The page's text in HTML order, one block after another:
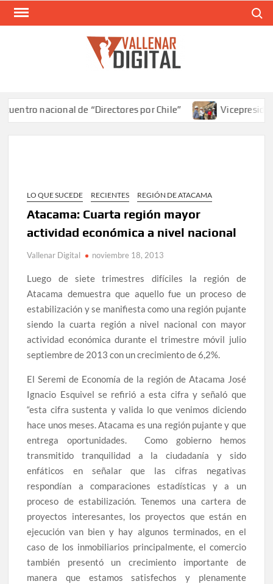
Saltar
nacional de “Directores por Chile” Vicepresidente
LO QUE SUCEDE RECIENTES REGIÓN DE ATACAMA
Atacama: Cuarta región mayor
actividad económica a nivel nacional
Vallenar Digital noviembre 18, 2013
Luego de siete trimestres difíciles la región de
Atacama demuestra que aquello fue un proceso de
estabilización y se manifiesta como una región pujante
siendo la cuarta región a nivel nacional con mayor
actividad económica durante el trimestre móvil julio
septiembre de 2013 con un crecimiento de 6,2%.
El Seremi de Economía de la región de Atacama José
Ignacio Esquivel se refirió a esta cifra y señaló que
“esta cifra sustenta y valida lo que venimos diciendo
hace unos meses. Atacama es una región pujante y que
entrega oportunidades. Como gobierno hemos
transmitido tranquilidad a la ciudadanía y sido
enfáticos en señalar que las cifras negativas
respondían a comparaciones estadísticas y a un
proceso de estabilización. Tenemos una cartera de
proyectos interesantes, los proyectos que están en
ejecución van bien y hay algunos terminados, en el
caso de los inmobiliarios principalmente, el comercio
también presentó un crecimiento importante de
manera que estamos satisfechos y plenamente